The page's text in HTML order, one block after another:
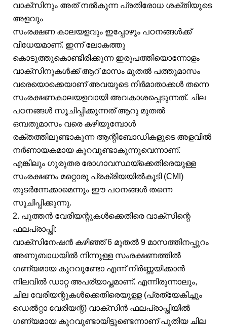
വാക്‌സിനും അത് നൽകുന്ന പ്രതിരോധ ശക്തിയുടെ
അളവും
സംരക്ഷണ കാലയളവും ഇപ്പോഴും പഠനങ്ങൾക്ക്
വിധേയമാണ്. ഇന്ന് ലോകത്തു
കൊടുത്തുകൊണ്ടിരിക്കുന്ന ഇരുപത്തിയൊന്നോളം
വാക്‌സിനുകൾക്ക് ആറ് മാസം മുതൽ പത്തുമാസം
വരെയൊക്കെയാണ് അവയുടെ നിർമാതാക്കൾ തന്നെ
സംരക്ഷണകാലയളവായി അവകാശപ്പെടുന്നത്. ചില
പഠനങ്ങൾ സൂചിപ്പിക്കുന്നത് ആറു മുതൽ
ഒമ്പതുമാസം വരെ കഴിയുമ്പോൾ
രക്തത്തിലുണ്ടാകുന്ന ആന്റിബോഡികളുടെ അളവിൽ
നർണായകമായ കുറവുണ്ടാകുന്നുവെന്നാണ്.
എങ്കിലും ഗുരുതര രോഗാവസ്ഥയ്‌ക്കെതിരെയുള്ള
സംരക്ഷണം മറ്റൊരു പ്രക്രിയയിൽകൂടി (CMI)
തുടർന്നേക്കാമെന്നും ഈ പഠനങ്ങൾ തന്നെ
സൂചിപ്പിക്കുന്നു.
2. പുത്തൻ വേരിയന്റുകൾക്കെതിരെ വാക്സിന്റെ
ഫലപ്രാപ്തി:
വാക്സിനേഷൻ കഴിഞ്ഞ് 6 മുതൽ 9 മാസത്തിനപ്പുറം
അണുബാധയിൽ നിന്നുള്ള സംരക്ഷണത്തിൽ
ഗണ്യമായ കുറവുണ്ടോ എന്ന് നിർണ്ണയിക്കാൻ
നിലവിൽ ഡാറ്റ അപര്യാപ്തമാണ്. എന്നിരുന്നാലും,
ചില വേരിയന്റുകൾക്കെതിരെയുള്ള (പ്രത്യേകിച്ചും
ഡെൽറ്റാ വേരിയന്റ്) വാക്സിൻ ഫലപ്രാപ്തിയിൽ
ഗണ്യമായ കുറവുണ്ടായിട്ടുണ്ടെന്നാണ് പുതിയ ചില